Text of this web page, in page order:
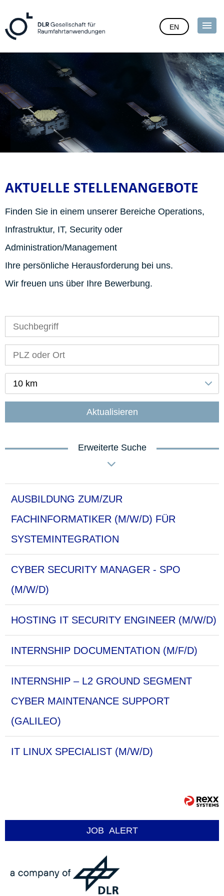
EN
AKTUELLE STELLENANGEBOTE
Finden Sie in einem unserer Bereiche Operations,
Infrastruktur, IT, Security oder
Administration/Management
Ihre persönliche Herausforderung bei uns.
Wir freuen uns über Ihre Bewerbung.
10 km
Aktualisieren
Erweiterte Suche
AUSBILDUNG ZUM/ZUR
FACHINFORMATIKER (M/W/D) FÜR
SYSTEMINTEGRATION
CYBER SECURITY MANAGER - SPO
(M/W/D)
HOSTING IT SECURITY ENGINEER (M/W/D)
INTERNSHIP DOCUMENTATION (M/F/D)
INTERNSHIP – L2 GROUND SEGMENT
CYBER MAINTENANCE SUPPORT
(GALILEO)
IT LINUX SPECIALIST (M/W/D)
JOB ALERT